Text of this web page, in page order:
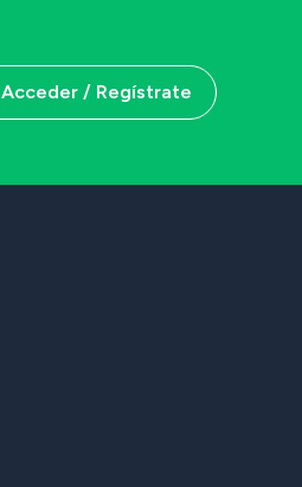
Acceder / Regístrate